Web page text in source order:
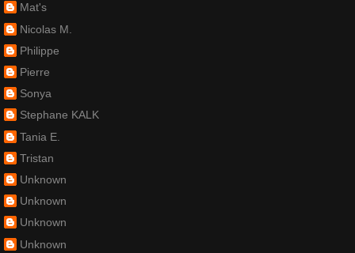
Mat's
Nicolas M.
Philippe
Pierre
Sonya
Stephane KALK
Tania E.
Tristan
Unknown
Unknown
Unknown
Unknown